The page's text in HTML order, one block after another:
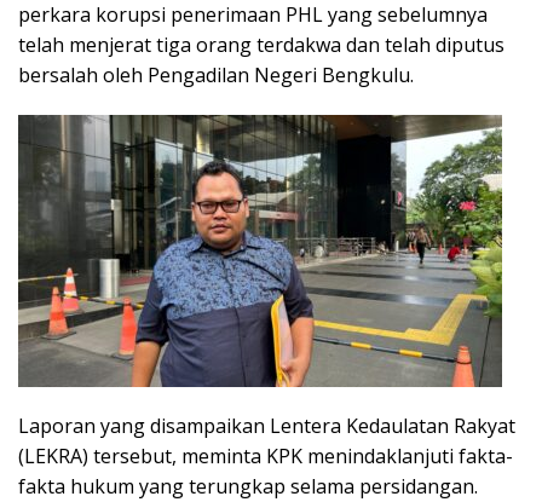
perkara korupsi penerimaan PHL yang sebelumnya
telah menjerat tiga orang terdakwa dan telah diputus
bersalah oleh Pengadilan Negeri Bengkulu.
Laporan yang disampaikan Lentera Kedaulatan Rakyat
(LEKRA) tersebut, meminta KPK menindaklanjuti fakta-
fakta hukum yang terungkap selama persidangan.